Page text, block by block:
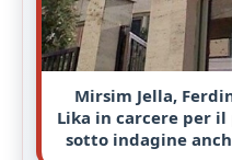
Mirsim Jella,
Lika in carcere per il
sotto indagine